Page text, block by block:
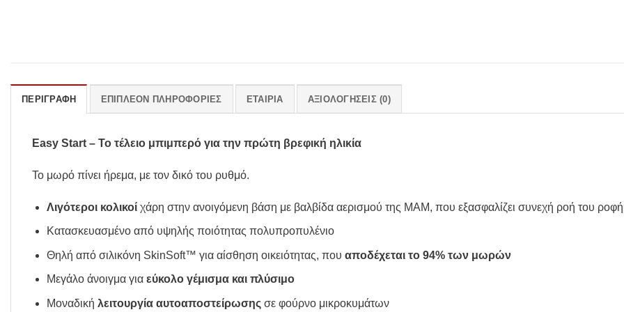
ΠΕΡΙΓΡΑΦΉ ΕΠΙΠΛΈΟΝ ΠΛΗΡΟΦΟΡΊΕΣ ΕΤΑΙΡΊΑ ΑΞΙΟΛΟΓΉΣΕΙΣ (0)
Easy Start – Το τέλειο μπιμπερό για την πρώτη βρεφική ηλικία
Το μωρό πίνει ήρεμα, με τον δικό του ρυθμό.
Λιγότεροι κολικοίχάρη στην ανοιγόμενη βάση με βαλβίδα αερισμού της MAM, που εξασφαλίζει συνεχή ροή του
Κατασκευασμένο από υψηλής ποιότητας πολυπροπυλένιο
Θηλή από σιλικόνη SkinSoft™ για αίσθηση οικειότητας, που αποδέχεται το 94% των μωρών
Μεγάλο άνοιγμα για εύκολο γέμισμα και πλύσιμο
Μοναδική λειτουργία αυτοαποστείρωσης σε φούρνο μικροκυμάτων